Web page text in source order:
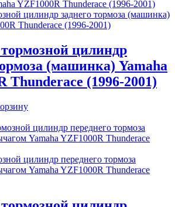
цилиндр заднего тормоза (машинка)
Thunderace (1996-2001)
цилиндр
(машинка) Yamaha
Thunderace (1996-2001)
цилиндр переднего тормоза
Yamaha YZF1000R Thunderace